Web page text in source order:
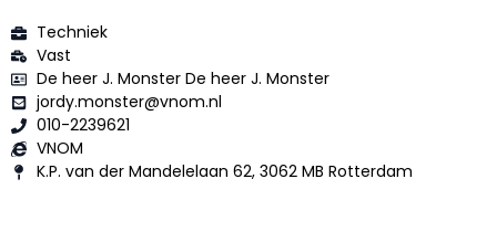
Techniek
Vast
De heer J. Monster De heer J. Monster
jordy.monster@vnom.nl
010-2239621
VNOM
K.P. van der Mandelelaan 62, 3062 MB Rotterdam